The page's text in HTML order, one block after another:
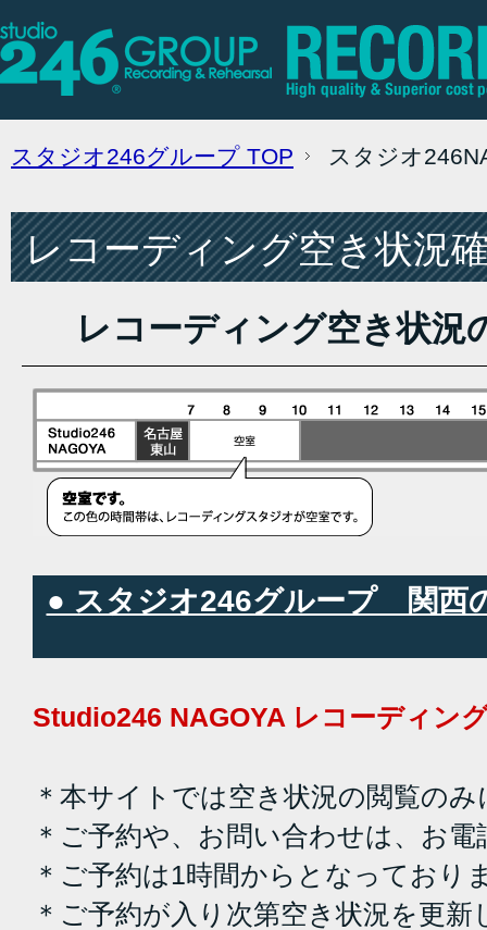
スタジオ246グループ TOP スタジオ
レコーディング空き状況
レコーディング空き状況
● スタジオ246グループ 関西
Studio246 NAGOYA レコーディン
＊本サイトでは空き状況の閲覧の
＊ご予約や、お問い合わせは、お
＊ご予約は1時間からとなっており
＊ご予約が入り次第空き状況を更